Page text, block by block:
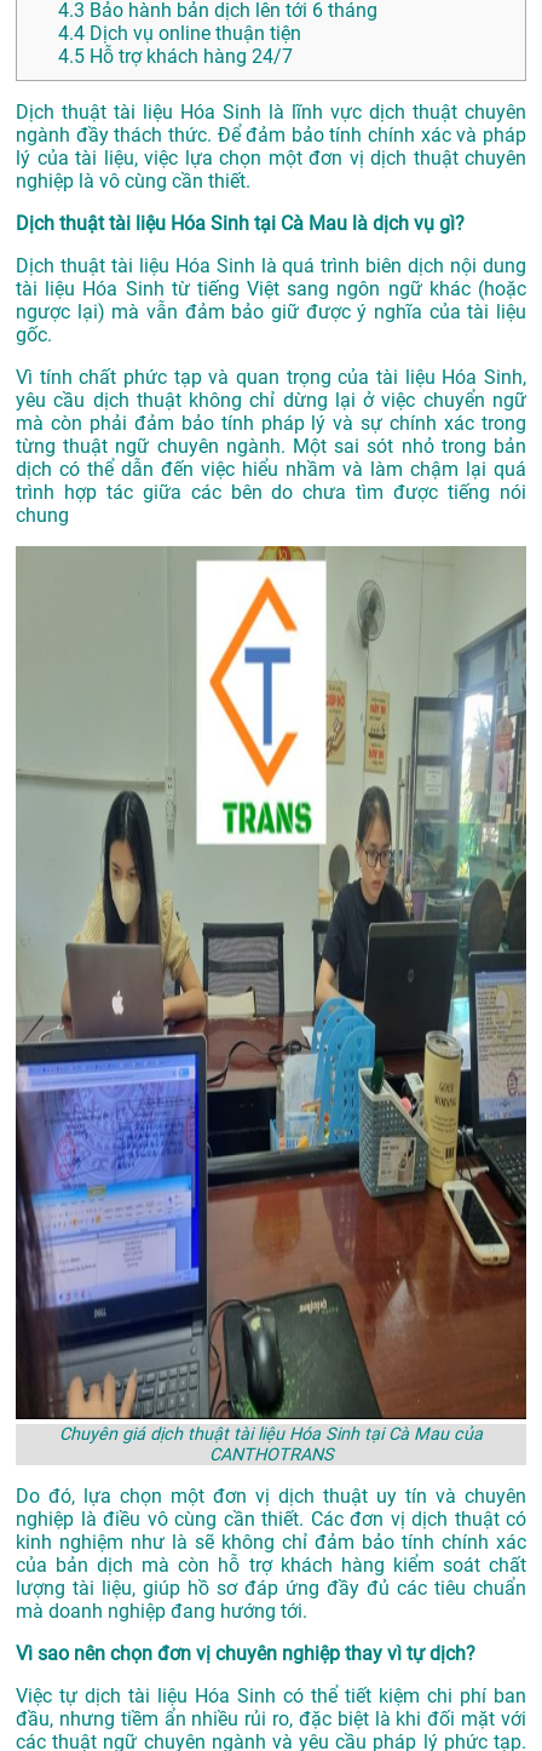
4.3 Bảo hành bản dịch lên tới 6 tháng
4.4 Dịch vụ online thuận tiện
4.5 Hỗ trợ khách hàng 24/7
Dịch thuật tài liệu Hóa Sinh là lĩnh vực dịch thuật chuyên
ngành đầy thách thức. Để đảm bảo tính chính xác và pháp
lý của tài liệu, việc lựa chọn một đơn vị dịch thuật chuyên
nghiệp là vô cùng cần thiết.
Dịch thuật tài liệu Hóa Sinh tại Cà Mau là dịch vụ gì?
Dịch thuật tài liệu Hóa Sinh là quá trình biên dịch nội dung
tài liệu Hóa Sinh từ tiếng Việt sang ngôn ngữ khác (hoặc
ngược lại) mà vẫn đảm bảo giữ được ý nghĩa của tài liệu
gốc.
Vì tính chất phức tạp và quan trọng của tài liệu Hóa Sinh,
yêu cầu dịch thuật không chỉ dừng lại ở việc chuyển ngữ
mà còn phải đảm bảo tính pháp lý và sự chính xác trong
từng thuật ngữ chuyên ngành. Một sai sót nhỏ trong bản
dịch có thể dẫn đến việc hiểu nhầm và làm chậm lại quá
trình hợp tác giữa các bên do chưa tìm được tiếng nói
chung
Chuyên giá dịch thuật tài liệu Hóa Sinh tại Cà Mau của
CANTHOTRANS
Do đó, lựa chọn một đơn vị dịch thuật uy tín và chuyên
nghiệp là điều vô cùng cần thiết. Các đơn vị dịch thuật có
kinh nghiệm như là sẽ không chỉ đảm bảo tính chính xác
của bản dịch mà còn hỗ trợ khách hàng kiểm soát chất
lượng tài liệu, giúp hồ sơ đáp ứng đầy đủ các tiêu chuẩn
mà doanh nghiệp đang hướng tới.
Vì sao nên chọn đơn vị chuyên nghiệp thay vì tự dịch?
Việc tự dịch tài liệu Hóa Sinh có thể tiết kiệm chi phí ban
đầu, nhưng tiềm ẩn nhiều rủi ro, đặc biệt là khi đối mặt với
các thuật ngữ chuyên ngành và yêu cầu pháp lý phức tạp.